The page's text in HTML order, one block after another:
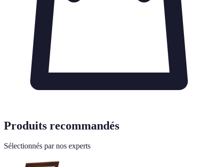
Produits recommandés
Sélectionnés par nos experts